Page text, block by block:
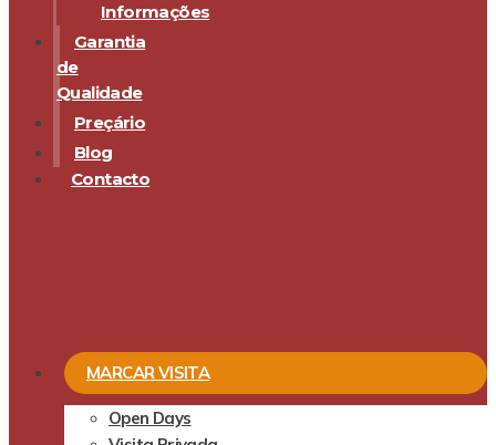
Informações
Garantia
de
Qualidade
Preçário
Blog
Contacto
MARCAR VISITA
Open Days